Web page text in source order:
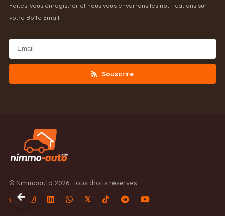
Faites-vous enregistrer et nous vous enverrons les notifications sur
votre Boîte Email.
Souscrire
© Nimmoauto 2026. Tous droits réservés.
𝕏